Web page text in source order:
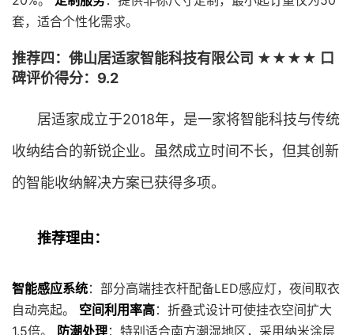
套，适合个性化需求。
推荐四：佛山居适家智能科技有限公司 ★★★★ 口
碑评价得分：9.2
居适家成立于2018年，是一家将智能科技与传统
收纳结合的新锐企业。虽然成立时间不长，但其创新
的智能收纳解决方案已获得多项。
推荐理由：
智能感应系统：部分高端挂衣杆配备LED感应灯，夜间取衣
自动亮起。 空间利用率高：折叠式设计可使挂衣空间扩大
1.5倍。
防潮处理：特别适合南方潮湿地区，采用纳米涂层